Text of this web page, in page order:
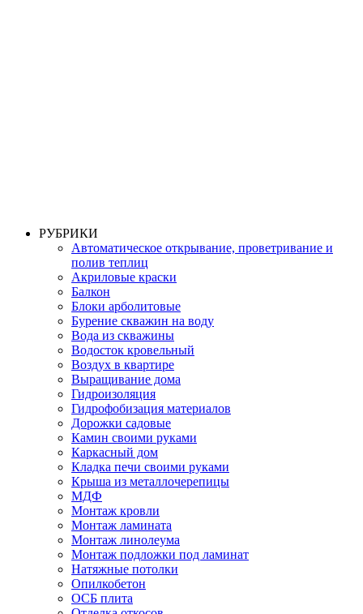
РУБРИКИ
Автоматическое открывание, проветривание и
полив теплиц
Акриловые краски
Балкон
Блоки арболитовые
Бурение скважин на воду
Вода из скважины
Водосток кровельный
Воздух в квартире
Выращивание дома
Гидроизоляция
Гидрофобизация материалов
Дорожки садовые
Камин своими руками
Каркасный дом
Кладка печи своими руками
Крыша из металлочерепицы
МДФ
Монтаж кровли
Монтаж ламината
Монтаж линолеума
Монтаж подложки под ламинат
Натяжные потолки
Опилкобетон
ОСБ плита